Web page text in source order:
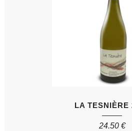
LA TESNIÈRE
24.50 €